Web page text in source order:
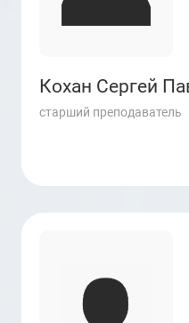
Кохан Сергей
старший преподаватель